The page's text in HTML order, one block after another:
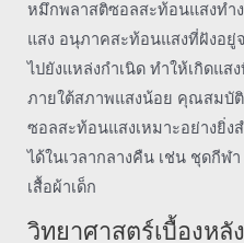
หมึกพลาสติซอลสะท้อนแสงทำ
แสง อนุภาคสะท้อนแสงที่ฝังอยู่
ไปยังแหล่งกำเนิด ทำให้เกิดแส
ภายใต้สภาพแสงน้อย คุณสมบั
ซอลสะท้อนแสงเหมาะอย่างยิ่ง
ได้ในเวลากลางคืน เช่น ชุดกีฬ
เสื้อผ้าเด็ก
วิทยาศาสตร์เบื้องห